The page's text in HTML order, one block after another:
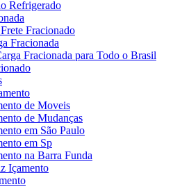
Refrigerado
Fracionado
Fracionada
Fracionada para Todo o Brasil
de Moveis
de Mudanças
em São Paulo
em Sp
na Barra Funda
Içamento